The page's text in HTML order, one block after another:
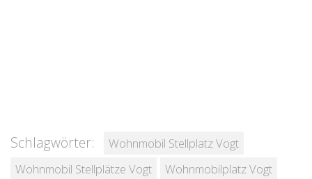
Schlagwörter:
Wohnmobil Stellplatz Vogt
Wohnmobil Stellplätze Vogt
Wohnmobilplatz Vogt